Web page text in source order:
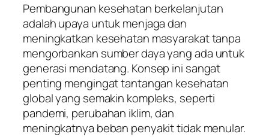
Pembangunan kesehatan berkelanjutan
adalah upaya untuk menjaga dan
meningkatkan kesehatan masyarakat tanpa
mengorbankan sumber daya yang ada untuk
generasi mendatang. Konsep ini sangat
penting mengingat tantangan kesehatan
global yang semakin kompleks, seperti
pandemi, perubahan iklim, dan
meningkatnya beban penyakit tidak menular.